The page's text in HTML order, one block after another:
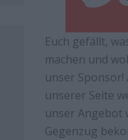
Euch gefällt,
machen und
unser Sponsor!
unserer Seite
unser Angebot
Gegenzug